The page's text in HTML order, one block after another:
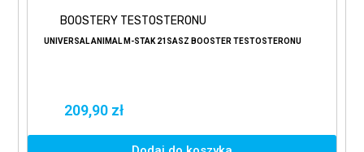
BOOSTERY TESTOSTERONU
UNIVERSAL ANIMAL M-STAK 21SASZ BOOSTER TESTOSTERONU
209,90 zł